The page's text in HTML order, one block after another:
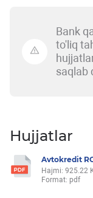
Bank
to'liq
saqlab
Hujjatlar
Avtokredit
Hajmi: 925.22
Format: pdf